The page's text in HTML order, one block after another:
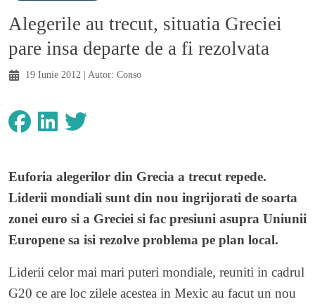
Alegerile au trecut, situatia Greciei
pare insa departe de a fi rezolvata
19 Iunie 2012 | Autor: Conso
Euforia alegerilor din Grecia a trecut repede.
Liderii mondiali sunt din nou ingrijorati de soarta
zonei euro si a Greciei si fac presiuni asupra Uniunii
Europene sa isi rezolve problema pe plan local.
Liderii celor mai mari puteri mondiale, reuniti in cadrul
G20 ce are loc zilele acestea in Mexic au facut un nou